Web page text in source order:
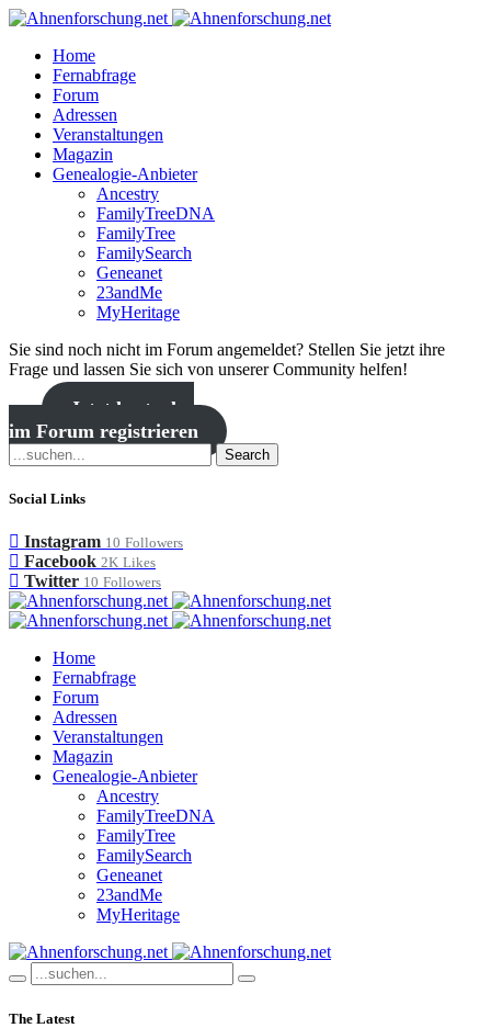
Home
Fernabfrage
Forum
Adressen
Veranstaltungen
Magazin
Genealogie-Anbieter
Ancestry
FamilyTreeDNA
FamilyTree
FamilySearch
Geneanet
23andMe
MyHeritage
Sie sind noch nicht im Forum angemeldet? Stellen Sie jetzt ihre
Frage und lassen Sie sich von unserer Community helfen!
Jetzt kostenlos
im Forum registrieren
Search
Social Links
Instagram 10 Followers
Facebook 2K Likes
Twitter 10 Followers
Home
Fernabfrage
Forum
Adressen
Veranstaltungen
Magazin
Genealogie-Anbieter
Ancestry
FamilyTreeDNA
FamilyTree
FamilySearch
Geneanet
23andMe
MyHeritage
The Latest